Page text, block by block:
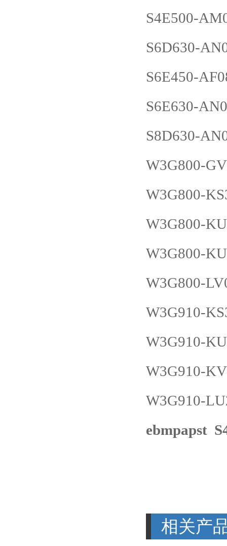
S4E500-
S6D630-
S6E450-
S6E630-
S8D630-
W3G800-
W3G800-
W3G800-
W3G800-
W3G800-
W3G910-
W3G910-
W3G910-
W3G910-
ebmpapst
相关产